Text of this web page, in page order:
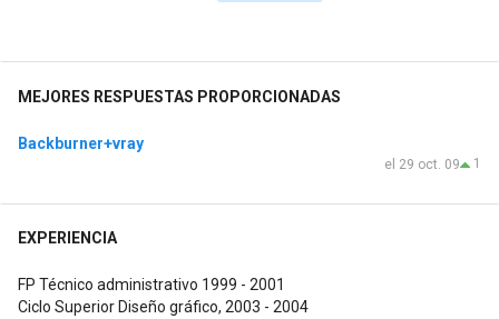
MEJORES RESPUESTAS PROPORCIONADAS
Backburner+vray
1
el 29 oct. 09
EXPERIENCIA
FP Técnico administrativo 1999 - 2001
Ciclo Superior Diseño gráfico, 2003 - 2004